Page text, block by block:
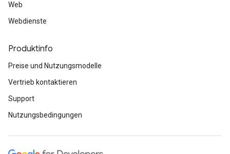
Web
Webdienste
Produktinfo
Preise und Nutzungsmodelle
Vertrieb kontaktieren
Support
Nutzungsbedingungen